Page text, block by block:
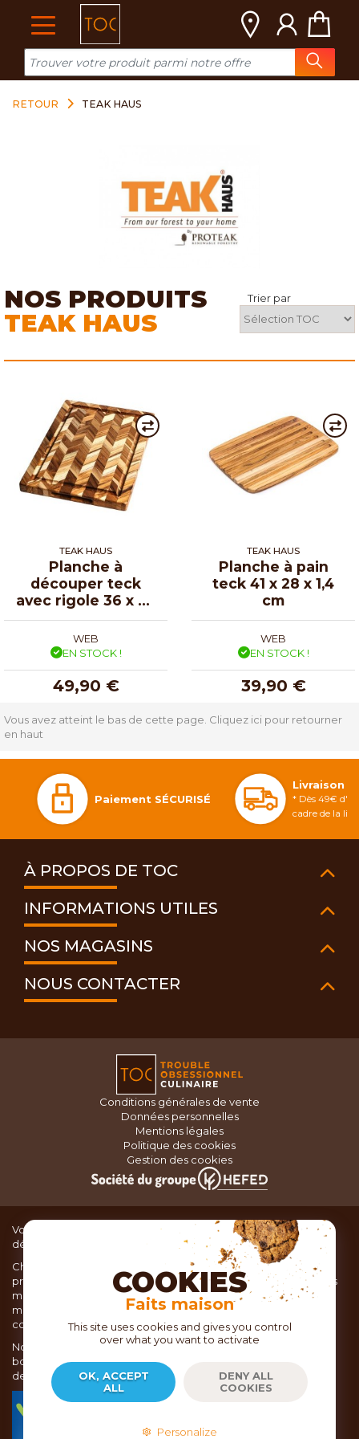
RETOUR TEAK HAUS
NOS PRODUITS
TEAK HAUS
Trier par
TEAK HAUS
Planche à
découper teck
avec rigole 36 x 26
x 2,5 cm
WEB
EN STOCK !
49,90 €
TEAK HAUS
Planche à pain
teck 41 x 28 x 1,4
cm
WEB
EN STOCK !
39,90 €
Vous avez atteint le bas de cette page. Cliquez ici pour retourner
en haut
Paiement SÉCURISÉ
Livraison
* Dès 49€
cadre de la
À PROPOS DE TOC
INFORMATIONS UTILES
NOS MAGASINS
NOUS CONTACTER
Conditions générales de vente
Données personnelles
Mentions légales
Politique des cookies
Gestion des cookies
Vous recherchez du matériel de cuisine pour concocter de
délicieux plats ou des pâtisseries dignes d’un grand chef ?
Chez TOC, boutique d’ustensiles de cuisine, nous vous
proposons une large sélection de produits issus des meilleures
marques de matériel de cuisine: Ustensiles de pâtisserie,
matériel de cuisson, service de table, ustensiles de cuisine,
coutellerie, set picnic.
Nous vous réservons un accueil chaleureux au sein de nos 21
boutiques, mais vous trouverez également tout votre matériel
de cuisine en ligne sur notre site internet toc.fr
commerce et de la vente à distance depuis 2018.
Cookies management panel
COOKIES
Faits maison
This site uses cookies and gives you control
over what you want to activate
OK, ACCEPT
ALL
DENY ALL
COOKIES
Personalize